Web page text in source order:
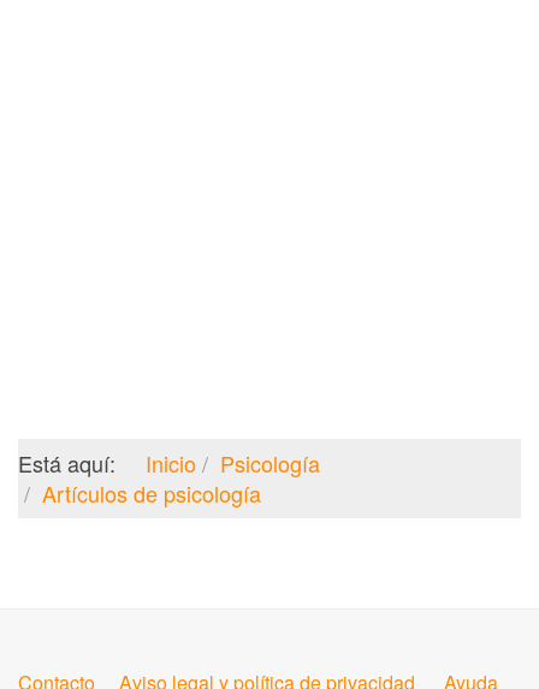
Está aquí: Inicio
Psicología
Artículos de psicología
Contacto Aviso legal y política de privacidad Ayuda